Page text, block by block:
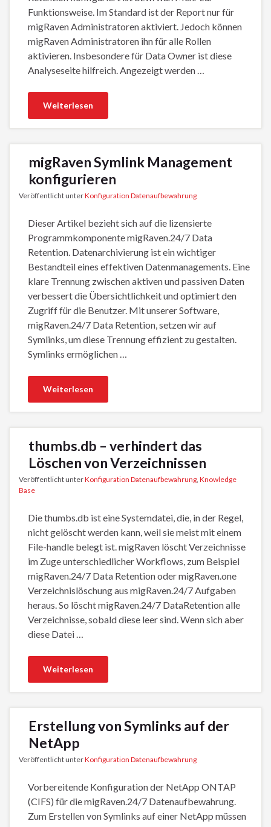
Funktionsweise. Im Standard ist der Report nur für
migRaven Administratoren aktiviert. Jedoch können
migRaven Administratoren ihn für alle Rollen
aktivieren. Insbesondere für Data Owner ist diese
Analyseseite hilfreich. Angezeigt werden …
Weiterlesen
migRaven Symlink Management
konfigurieren
Veröffentlicht unterKonfiguration Datenaufbewahrung
Dieser Artikel bezieht sich auf die lizensierte
Programmkomponente migRaven.24/7 Data
Retention. Datenarchivierung ist ein wichtiger
Bestandteil eines effektiven Datenmanagements. Eine
klare Trennung zwischen aktiven und passiven Daten
verbessert die Übersichtlichkeit und optimiert den
Zugriff für die Benutzer. Mit unserer Software,
migRaven.24/7 Data Retention, setzen wir auf
Symlinks, um diese Trennung effizient zu gestalten.
Symlinks ermöglichen …
Weiterlesen
thumbs.db – verhindert das
Löschen von Verzeichnissen
Veröffentlicht unterKonfiguration Datenaufbewahrung Knowledge
Base
Die thumbs.db ist eine Systemdatei, die, in der Regel,
nicht gelöscht werden kann, weil sie meist mit einem
File-handle belegt ist. migRaven löscht Verzeichnisse
im Zuge unterschiedlicher Workflows, zum Beispiel
migRaven.24/7 Data Retention oder migRaven.one
Verzeichnislöschung aus migRaven.24/7 Aufgaben
heraus. So löscht migRaven.24/7 DataRetention alle
Verzeichnisse, sobald diese leer sind. Wenn sich aber
diese Datei …
Weiterlesen
Erstellung von Symlinks auf der
NetApp
Veröffentlicht unterKonfiguration Datenaufbewahrung
Vorbereitende Konfiguration der NetApp ONTAP
(CIFS) für die migRaven.24/7 Datenaufbewahrung.
Zum Erstellen von Symlinks auf einer NetApp müssen